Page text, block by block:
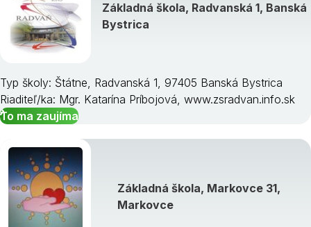
Základná škola, Radvanská 1, Banská
Bystrica
Typ školy: Štátne, Radvanská 1, 97405 Banská Bystrica
Riaditeľ/ka: Mgr. Katarína Príbojová, www.zsradvan.info.sk
To ma zaujíma
Základná škola, Markovce 31,
Markovce